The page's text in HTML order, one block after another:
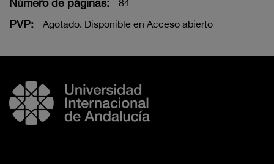
PVP: Agotado. Disponible en Acceso abierto